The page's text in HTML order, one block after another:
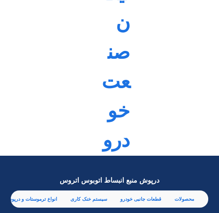
درپوش منبع انبساط اتوبوس اتروس
محصولات قطعات جانبی خودرو سیستم خنک کاری انواع ترموستات و درپوش